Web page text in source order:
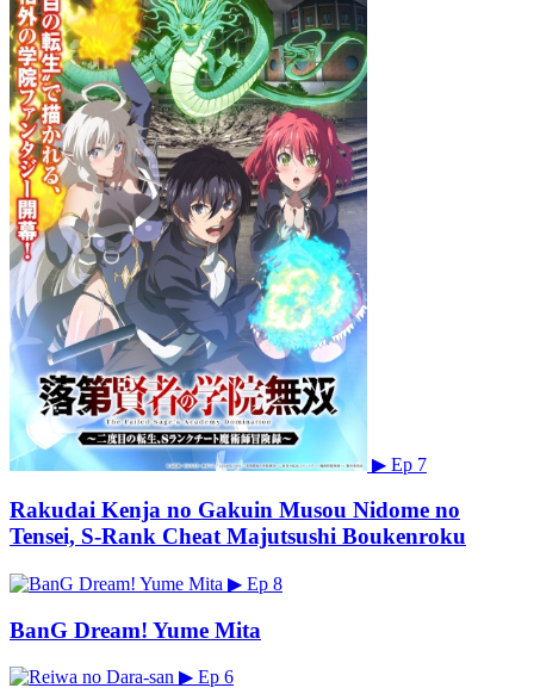
▶ Ep 7
Rakudai Kenja no Gakuin Musou Nidome no
Tensei, S-Rank Cheat Majutsushi Boukenroku
▶ Ep 8
BanG Dream! Yume Mita
▶ Ep 6